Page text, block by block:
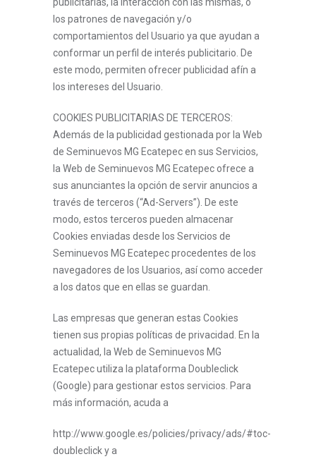
los patrones de navegación y/o
comportamientos del Usuario ya que ayudan a
conformar un perfil de interés publicitario. De
este modo, permiten ofrecer publicidad afín a
los intereses del Usuario.
COOKIES PUBLICITARIAS DE TERCEROS:
Además de la publicidad gestionada por la Web
de Seminuevos MG Ecatepec en sus Servicios,
la Web de Seminuevos MG Ecatepec ofrece a
sus anunciantes la opción de servir anuncios a
través de terceros (“Ad-Servers”). De este
modo, estos terceros pueden almacenar
Cookies enviadas desde los Servicios de
Seminuevos MG Ecatepec procedentes de los
navegadores de los Usuarios, así como acceder
a los datos que en ellas se guardan.
Las empresas que generan estas Cookies
tienen sus propias políticas de privacidad. En la
actualidad, la Web de Seminuevos MG
Ecatepec utiliza la plataforma Doubleclick
(Google) para gestionar estos servicios. Para
más información, acuda a
http://www.google.es/policies/privacy/ads/#toc-
doubleclick y a